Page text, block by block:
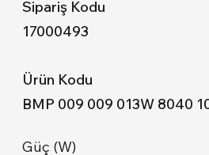
17000493
BMP 009 009 013W 8040